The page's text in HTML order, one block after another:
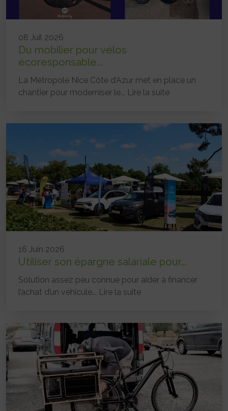
08 Juil 2026
Du mobilier pour vélos
écoresponsable...
La Métropole Nice Côte d’Azur met en place un
chantier pour moderniser le... Lire la suite
16 Juin 2026
Utiliser son épargne salariale pour...
Solution assez peu connue pour aider à financer
l’achat d’un véhicule... Lire la suite